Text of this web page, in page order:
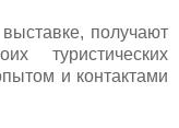
получают
туристических
и контактами